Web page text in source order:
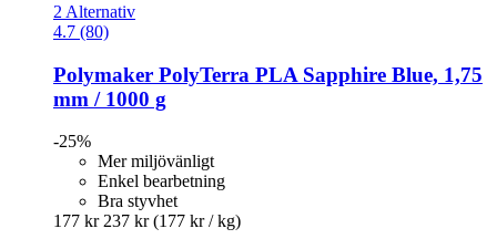
2 Alternativ
4.7 (80)
Polymaker PolyTerra PLA Sapphire Blue, 1,75
mm / 1000 g
-25%
Mer miljövänligt
Enkel bearbetning
Bra styvhet
177 kr 237 kr (177 kr / kg)